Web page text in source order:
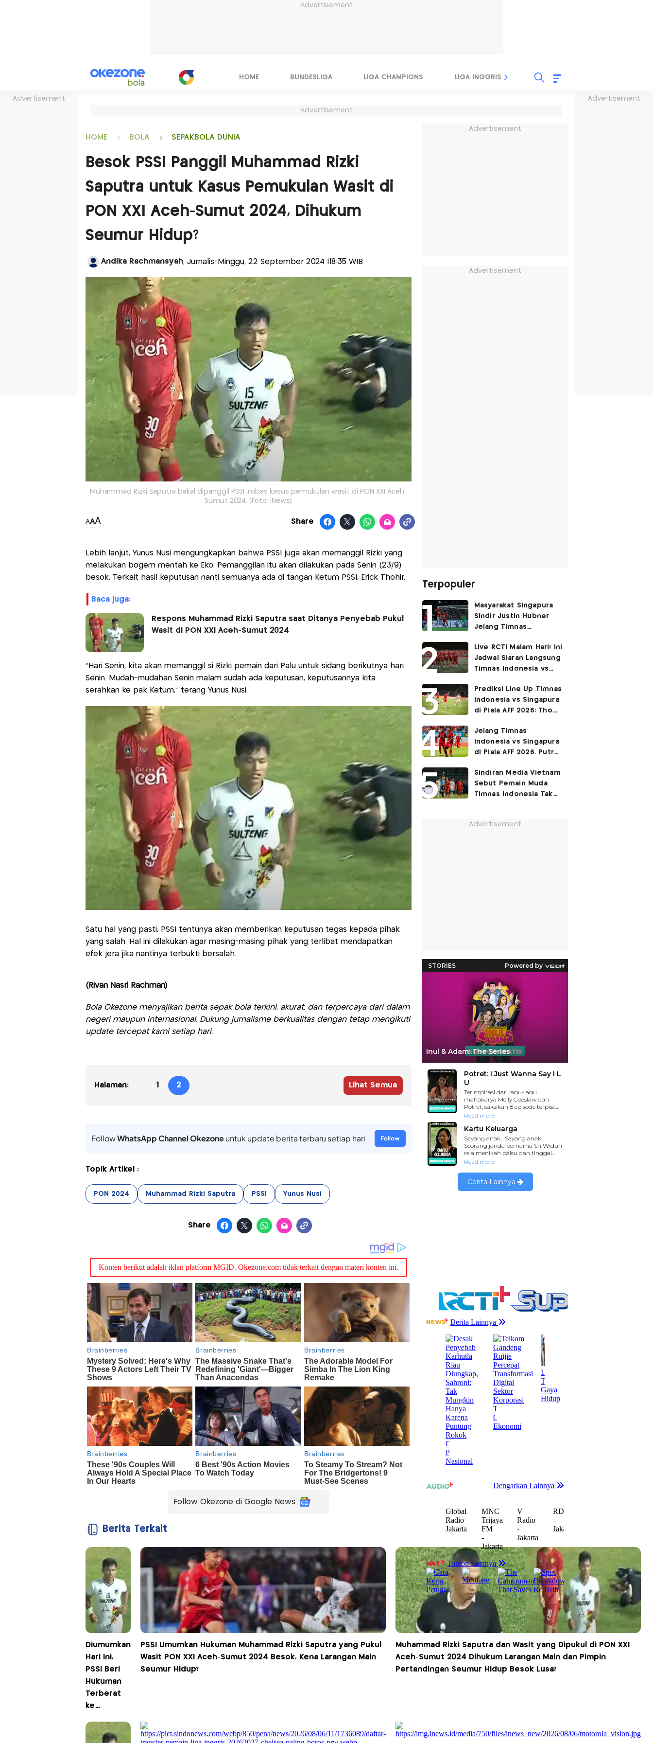
Advertisement
Advertisement Advertisement
HOME BUNDESLIGA LIGA CHAMPIONS LIGA INGGRIS LIGA ITALIA
Advertisement
HOME BOLA SEPAKBOLA DUNIA
Besok PSSI Panggil Muhammad Rizki
Saputra untuk Kasus Pemukulan Wasit di
PON XXI Aceh-Sumut 2024, Dihukum
Seumur Hidup?
Andika Rachmansyah, Jurnalis-Minggu, 22 September 2024 |18:35 WIB
Muhammad Rizki Saputra bakal dipanggil PSSI imbas kasus pemukulan wasit di PON XXI Aceh-
Sumut 2024. (Foto: iNews)
AAA Share
Lebih lanjut, Yunus Nusi mengungkapkan bahwa PSSI juga akan memanggil Rizki yang
melakukan bogem mentah ke Eko. Pemanggilan itu akan dilakukan pada Senin (23/9)
besok. Terkait hasil keputusan nanti semuanya ada di tangan Ketum PSSI, Erick Thohir.
baca juga:
Respons Muhammad Rizki Saputra saat Ditanya Penyebab Pukul
Wasit di PON XXI Aceh-Sumut 2024
“Hari Senin, kita akan memanggil si Rizki pemain dari Palu untuk sidang berikutnya hari
Senin. Mudah-mudahan Senin malam sudah ada keputusan, keputusannya kita
serahkan ke pak Ketum,” terang Yunus Nusi.
Satu hal yang pasti, PSSI tentunya akan memberikan keputusan tegas kepada pihak
yang salah. Hal ini dilakukan agar masing-masing pihak yang terlibat mendapatkan
efek jera jika nantinya terbukti bersalah.
(Rivan Nasri Rachman)
Bola Okezone menyajikan berita sepak bola terkini, akurat, dan terpercaya dari dalam
negeri maupun internasional. Dukung jurnalisme berkualitas dengan tetap mengikuti
update tercepat kami setiap hari.
Halaman: 1 2 Lihat Semua
FollowWhatsApp Channel Okezoneuntuk update berita terbaru setiap hari Follow
Topik Artikel :
PON 2024 Muhammad Rizki Saputra PSSI Yunus Nusi
Share
Follow Okezone di Google News
Berita Terkait
Diumumkan
Hari Ini,
PSSI Beri
Hukuman
Terberat
ke
PSSI Umumkan Hukuman Muhammad Rizki Saputra yang Pukul
Wasit PON XXI Aceh-Sumut 2024 Besok, Kena Larangan Main
Seumur Hidup?
Muhammad Rizki Saputra dan Wasit yang Dipukul di PON XXI
Aceh-Sumut 2024 Dihukum Larangan Main dan Pimpin
Pertandingan Seumur Hidup Besok Lusa?
Advertisement
Advertisement
Terpopuler
Masyarakat Singapura
Sindir Justin Hubner
Jelang Timnas
Ia Seolah-olah Lahir di
Permukiman Kumuh
Jakarta Barat!
Live RCTI Malam Hari! Ini
Jadwal Siaran Langsung
Timnas Indonesia vs
2026
Prediksi Line Up Timnas
Indonesia vs Singapura
di Piala AFF 2026: Thom
Tengah!
Jelang Timnas
Indonesia vs Singapura
di Piala AFF 2026, Putra
Petuah Ayahnya
Sindiran Media Vietnam
Sebut Pemain Muda
Timnas Indonesia Tak
Advertisement